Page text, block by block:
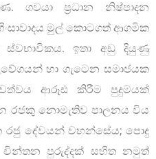
ගවයා ප්‍රධාන නිෂ්පාදන
මුල් කොටගත් ආගමික
ඉතා අඩු දියුණු
හා ගැටෙන සමාජයක
ආරූඪ කිරීම පුදුමයක්
රජකු නොමැතිව පාලනය විය
රජු දේවයන් වහන්සේය; පොදු
චින්තන පුරුද්දක් සහිත නමුත්